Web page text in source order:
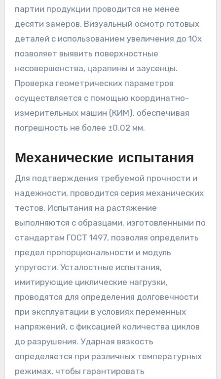
партии продукции проводится не менее
десяти замеров. Визуальный осмотр готовых
деталей с использованием увеличения до 10х
позволяет выявить поверхностные
несовершенства, царапины и заусенцы.
Проверка геометрических параметров
осуществляется с помощью координатно-
измерительных машин (КИМ), обеспечивая
погрешность не более ±0.02 мм.
Механические испытания
Для подтверждения требуемой прочности и
надежности, проводится серия механических
тестов. Испытания на растяжение
выполняются с образцами, изготовленными по
стандартам ГОСТ 1497, позволяя определить
предел пропорциональности и модуль
упругости. Усталостные испытания,
имитирующие циклические нагрузки,
проводятся для определения долговечности
при эксплуатации в условиях переменных
напряжений, с фиксацией количества циклов
до разрушения. Ударная вязкость
определяется при различных температурных
режимах, чтобы гарантировать